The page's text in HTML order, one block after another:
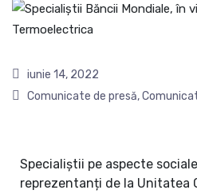
iunie 14, 2022
Comunicate de presă,
Specialiștii pe aspecte
reprezentanți de la Unitatea